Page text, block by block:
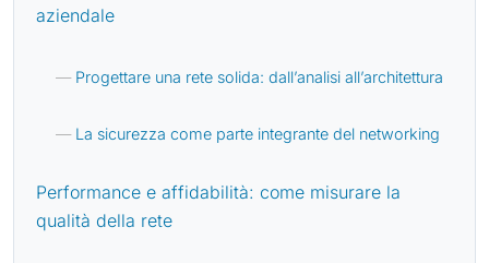
aziendale
Progettare una rete solida: dall’analisi all’architettura
La sicurezza come parte integrante del networking
Performance e affidabilità: come misurare la
qualità della rete